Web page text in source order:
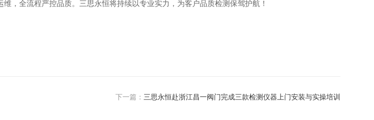
维，全流程严控品质。三思永恒将持续以专业实力，为客户品质检测保驾护航！
下一篇： 三思永恒赴浙江昌一阀门完成三款检测仪器上门安装与实操培训